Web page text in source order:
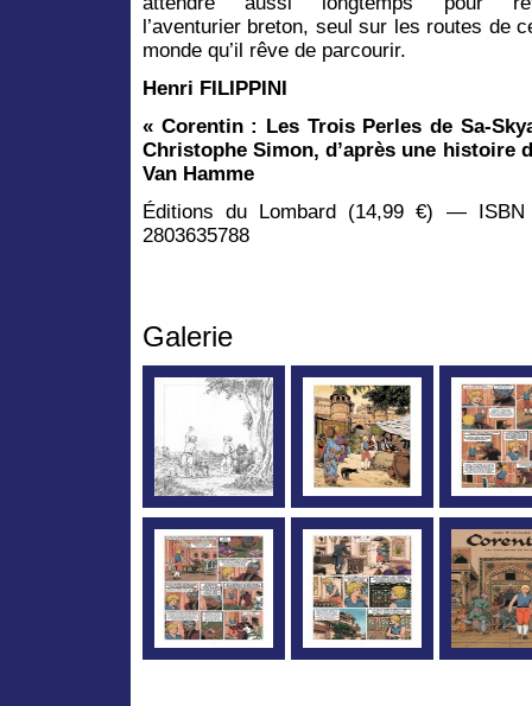
l’aventurier breton, seul sur les routes de
monde qu’il rêve de parcourir.
Henri FILIPPINI
« Corentin : Les Trois Perles de Sa-
Christophe Simon, d’après une histoire
Van Hamme
Éditions du Lombard (14,99 €) —
2803635788
Galerie